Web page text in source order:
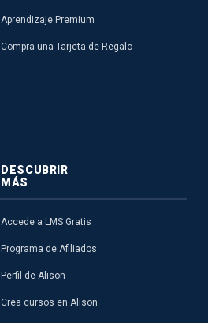
Aprendizaje Premium
Compra una Tarjeta de Regalo
DESCUBRIR
MÁS
Accede a LMS Gratis
Programa de Afiliados
Perfil de Alison
Crea cursos en Alison